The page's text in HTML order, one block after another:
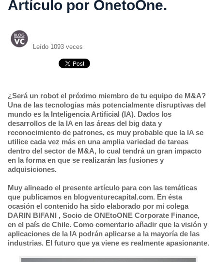
Artículo por OnetoOne.
Leído 1093 veces
¿Será un robot el próximo miembro de tu equipo de M&A?
Una de las tecnologías más potencialmente disruptivas del
mundo es la Inteligencia Artificial (IA). Dados los
desarrollos de la IA en las áreas del big data y
reconocimiento de patrones, es muy probable que la IA se
utilice cada vez más en una amplia variedad de tareas
dentro del sector de M&A, lo cual tendrá un gran impacto
en la forma en que se realizarán las fusiones y
adquisiciones.
Muy alineado el presente artículo para con las temáticas
que publicamos en blogventurecapital.com. En ésta
ocasión el contenido ha sido elaborado por mi colega
DARIN BIFANI , Socio de ONEtoONE Corporate Finance,
en el país de Chile. Como comentario añadir que la visión y
aplicaciones de la IA podrán aplicarse a la mayoría de las
industrias. El futuro que ya viene es realmente apasionante.